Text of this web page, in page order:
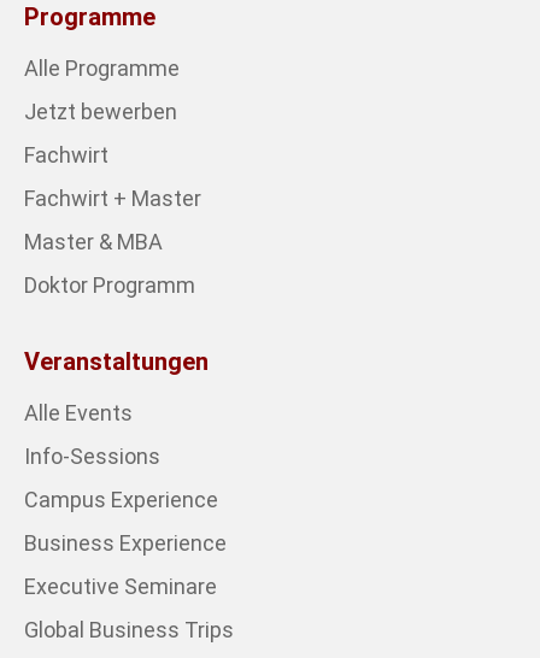
Programme
Alle Programme
Jetzt bewerben
Fachwirt
Fachwirt + Master
Master & MBA
Doktor Programm
Veranstaltungen
Alle Events
Info-Sessions
Campus Experience
Business Experience
Executive Seminare
Global Business Trips